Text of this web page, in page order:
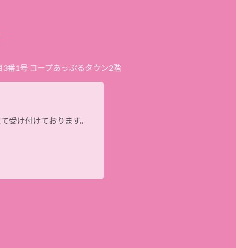
番1号 コープあっぷるタウン2階
受け付けております。